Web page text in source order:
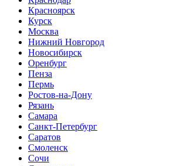
Красноярск
Курск
Москва
Нижний Новгород
Новосибирск
Оренбург
Пенза
Пермь
Ростов-на-Дону
Рязань
Самара
Санкт-Петербург
Саратов
Смоленск
Сочи